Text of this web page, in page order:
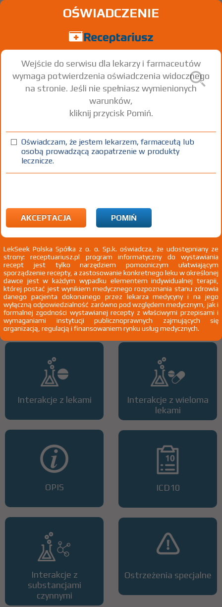
Bimifree Combi
Bimatoprost + Timolol
krople do oczu
[roztw.]
(0,3 mg + 5
3 but.
Na
Jaskra
Wszystkie dawki leku
Interakcje z lekami
OPIS
Interakcje z
substancjami
czynnymi
ATC
Interakcje z wieloma
lekami
ICD10
Ostrzeżenia specjalne
OŚWIADCZENIE
Wejście do serwisu dla lekarzy i farmaceutów
wymaga potwierdzenia oświadczenia widocznego
na stronie. Jeśli nie spełniasz wymienionych
warunków,
kliknij przycisk Pomiń.
Oświadczam, że jestem lekarzem, farmaceutą lub
osobą prowadzącą zaopatrzenie w produkty
lecznicze.
AKCEPTACJA POMIŃ
LekSeek Polska Spółka z o. o. Sp.k. oświadcza, że udostępniany ze
strony: receptuariusz.pl program informatyczny do wystawiania
recept jest tylko narzędziem pomocniczym ułatwiającym
sporządzenie recepty, a zastosowanie konkretnego leku w określonej
dawce jest w każdym wypadku elementem indywidualnej terapii,
której postać jest wynikiem medycznego rozpoznania stanu zdrowia
danego pacjenta dokonanego przez lekarza medycyny i na jego
wyłączną odpowiedzialność zarówno pod względem medycznym, jak i
formalnej zgodności wystawianej recepty z właściwymi przepisami i
wymaganiami instytucji publicznoprawnych zajmujących się
organizacją, regulacją i finansowaniem rynku usług medycznych.